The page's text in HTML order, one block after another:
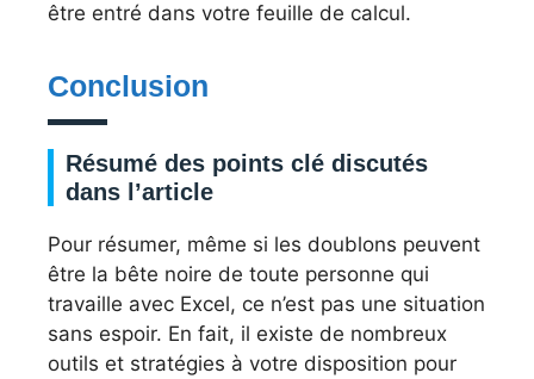
être entré dans votre feuille de calcul.
Conclusion
Résumé des points clé discutés
dans l’article
Pour résumer, même si les doublons peuvent
être la bête noire de toute personne qui
travaille avec Excel, ce n’est pas une situation
sans espoir. En fait, il existe de nombreux
outils et stratégies à votre disposition pour